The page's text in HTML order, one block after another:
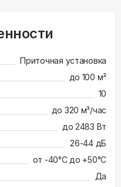
Приточная установка
до 100 м²
10
до 320 м³/час
до 2483 Вт
26-44 дБ
от -40°С до +50°С
Да